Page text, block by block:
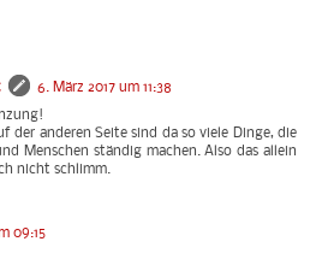
6. März 2017 um 11:38
der anderen Seite sind da so viele Dinge, die
Menschen ständig machen. Also das allein
nicht schlimm.
09:15